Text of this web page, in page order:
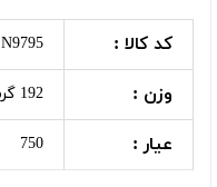
کد کالا : N9795
وزن : 192 گرم
عیار : 750